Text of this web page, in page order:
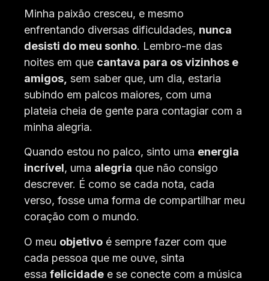
Minha paixão cresceu, e mesmo
enfrentando diversas dificuldades, nunca
desisti do meu sonho. Lembro-me das
noites em que cantava para os vizinhos e
amigos, sem saber que, um dia, estaria
subindo em palcos maiores, com uma
plateia cheia de gente para contagiar com a
minha alegria.
Quando estou no palco, sinto uma energia
incrível, uma alegria que não consigo
descrever. É como se cada nota, cada
verso, fosse uma forma de compartilhar meu
coração com o mundo.
O meu objetivo é sempre fazer com que
cada pessoa que me ouve, sinta
essa felicidade e se conecte com a música